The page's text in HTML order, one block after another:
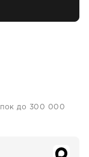
до 300 000